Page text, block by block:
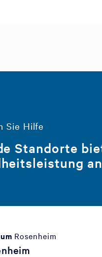
Sie Hilfe
Standorte
an
Rosenheim